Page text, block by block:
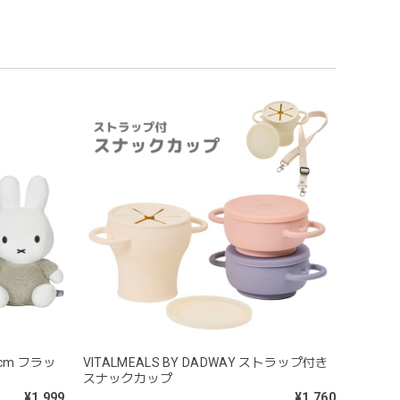
製なので哺乳瓶と一緒に洗ったり除菌できたり常に清
とができないため衛生面は若干気になりますが、見た
フラッ
VITALMEALS BY DADWAY ストラップ付き
スナックカップ